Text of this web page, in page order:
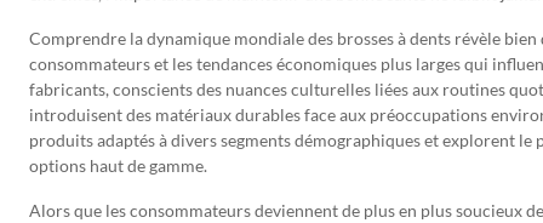
Comprendre la dynamique mondiale des brosses à dents révèle
consommateurs et les tendances économiques plus larges qui
fabricants, conscients des nuances culturelles liées aux routines
introduisent des matériaux durables face aux préoccupations
produits adaptés à divers segments démographiques et explorent
options haut de gamme.
Alors que les consommateurs deviennent de plus en plus soucieux